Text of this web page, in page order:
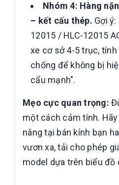
Nhóm 4: Hàng
– kết cấu thép. Gợi
12015 / HLC-12015
xe cơ sở 4-5 trục,
chống để không bị
cẩu mạnh".
Mẹo cực quan trọng:
một cách cảm tính.
nâng tại bán kính bạn
vươn xa, tải cho phép
model dựa trên biểu đồ